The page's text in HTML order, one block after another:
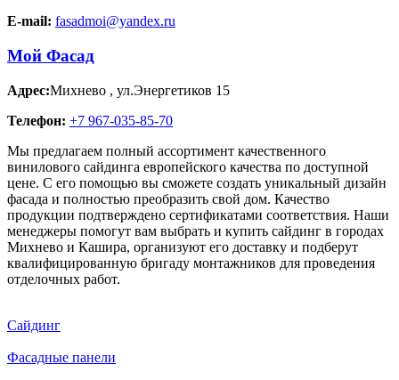
E-mail: fasadmoi@yandex.ru
Мой Фасад
Адрес:Михнево , ул.Энергетиков 15
Телефон: +7 967-035-85-70
Мы предлагаем полный ассортимент качественного
винилового сайдинга европейского качества по доступной
цене. С его помощью вы сможете создать уникальный дизайн
фасада и полностью преобразить свой дом. Качество
продукции подтверждено сертификатами соответствия. Наши
менеджеры помогут вам выбрать и купить сайдинг в городах
Михнево и Кашира, организуют его доставку и подберут
квалифицированную бригаду монтажников для проведения
отделочных работ.
Сайдинг
Фасадные панели